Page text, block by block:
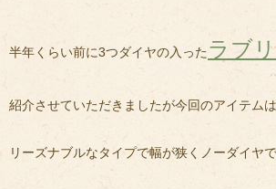
半年くらい前に3つダイヤの入った ラブ
紹介させていただきましたが今回のアイテムは
リーズナブルなタイプで幅が狭くノーダイヤで